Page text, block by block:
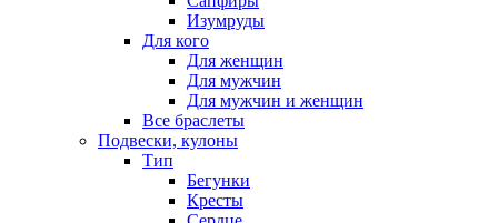
Изумруды
Для кого
Для женщин
Для мужчин
Для мужчин и женщин
Все браслеты
Подвески, кулоны
Тип
Бегунки
Кресты